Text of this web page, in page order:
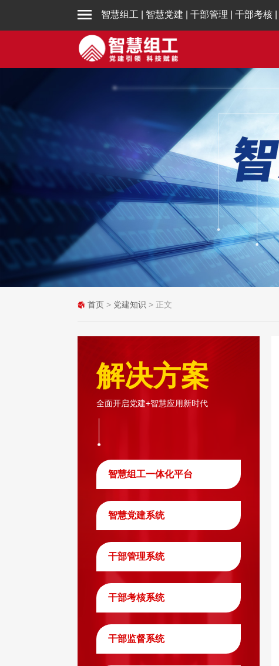
智慧组工 智慧党建 干部管理 干部考核
首页 > 党建知识 > 正文
解决方案
全面开启党建+智慧应用新时代
智慧组工一体化平台
智慧党建系统
干部管理系统
干部考核系统
干部监督系统